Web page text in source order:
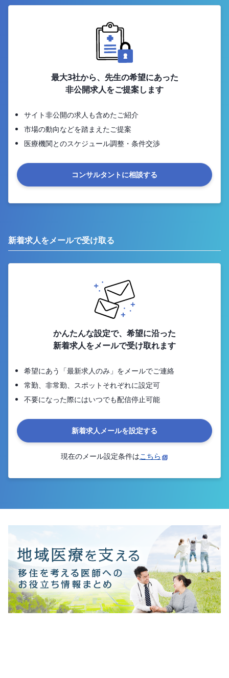
最大3社から、先生の希望にあった
非公開求人をご提案します
サイト非公開の求人も含めたご紹介
市場の動向などを踏まえたご提案
医療機関とのスケジュール調整・条件交渉
コンサルタントに相談する
新着求人をメールで受け取る
かんたんな設定で、希望に沿った
新着求人をメールで受け取れます
希望にあう「最新求人のみ」をメールでご連絡
常勤、非常勤、スポットそれぞれに設定可
不要になった際にはいつでも配信停止可能
新着求人メールを設定する
現在のメール設定条件はこちら